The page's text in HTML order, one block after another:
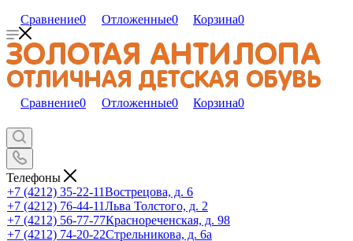
Сравнение0 Отложенные0 Корзина0
Сравнение0 Отложенные0 Корзина0
Телефоны
+7 (4212) 35-22-11Вострецова, д. 6
+7 (4212) 76-44-11Льва Толстого, д. 2
+7 (4212) 56-77-77Краснореченская, д. 98
+7 (4212) 74-20-22Стрельникова, д. 6а